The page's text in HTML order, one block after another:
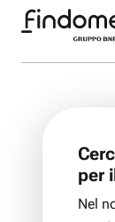
per
Nel